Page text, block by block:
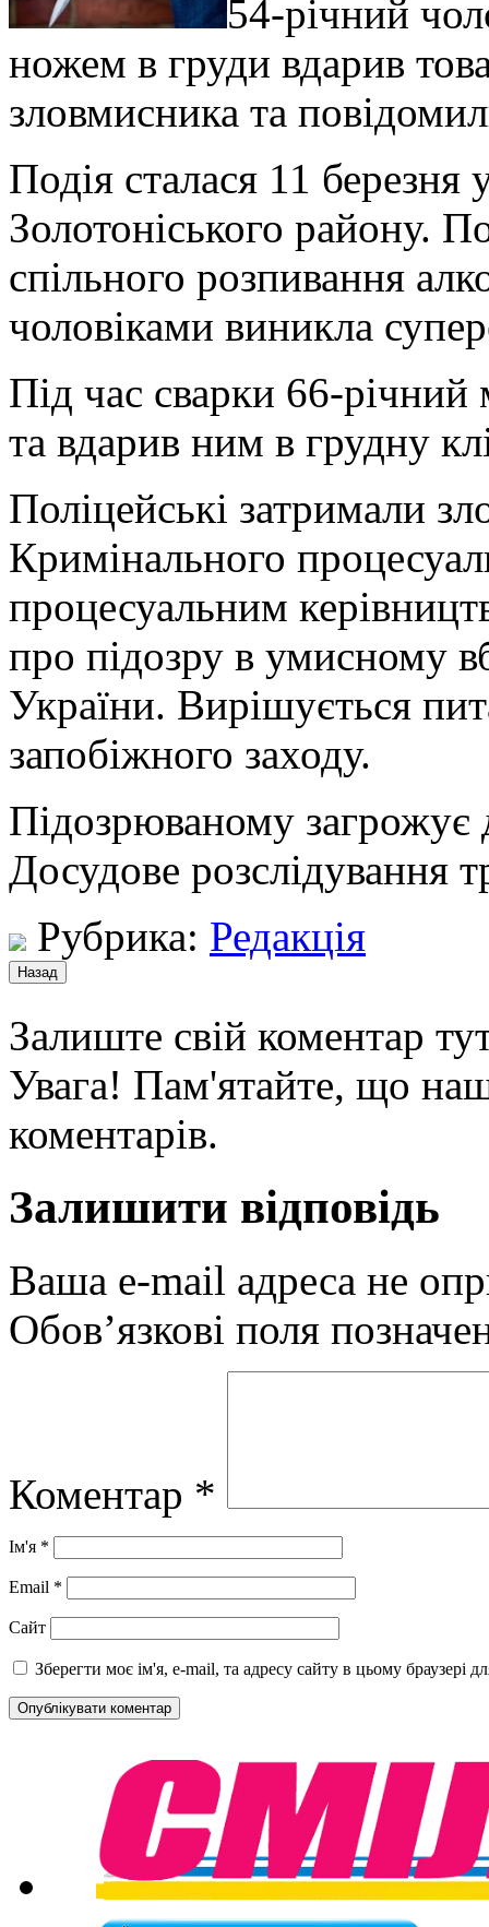
54-річний
ножем в груди вдарив
зловмисника та
Подія сталася 11
Золотоніського району.
спільного розпивання
чоловіками виникла
Під час сварки 66-
та вдарив ним в грудну
Поліцейські затримали
Кримінального
процесуальним
про підозру в умисному
України. Вирішується
запобіжного заходу.
Підозрюваному загрожує
Досудове розслідування
Рубрика: Редакція
Залиште свій коментар
Увага! Пам'ятайте, що
коментарів.
Залишити відповідь
Ваша e-mail адреса не
Обов’язкові поля
Коментар *
Ім'я *
Email *
Сайт
Зберегти моє ім'я, e-mail, та адресу сайту в цьому браузері